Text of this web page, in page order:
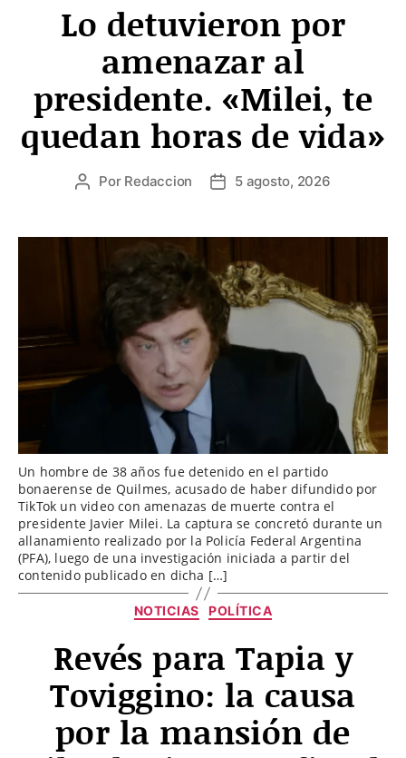
Lo detuvieron por
amenazar al
presidente. «Milei, te
quedan horas de vida»
Autor
entrada
Por Redaccion
Fecha
entrada
5 agosto, 2026
Un hombre de 38 años fue detenido en el partido
bonaerense de Quilmes, acusado de haber difundido por
TikTok un video con amenazas de muerte contra el
presidente Javier Milei. La captura se concretó durante un
allanamiento realizado por la Policía Federal Argentina
(PFA), luego de una investigación iniciada a partir del
contenido publicado en dicha […]
Categorías
NOTICIAS POLÍTICA
Revés para Tapia y
Toviggino: la causa
por la mansión de